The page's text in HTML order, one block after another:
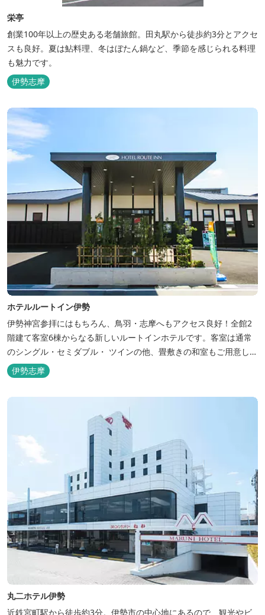
栄亭
創業100年以上の歴史ある老舗旅館。田丸駅から徒歩約3分とアクセ
スも良好。夏は鮎料理、冬はぼたん鍋など、季節を感じられる料理
も魅力です。
伊勢志摩
ホテルルートイン伊勢
伊勢神宮参拝にはもちろん、鳥羽・志摩へもアクセス良好！全館2
階建て客室6棟からなる新しいルートインホテルです。客室は通常
のシングル・セミダブル・ ツインの他、畳敷きの和室もご用意して
おります。 （和室はベッドが設置されています）靴を脱いでお部屋
でおくつろぎください。 また、朝食バイキング無料サービス（営業
時間6:30～900）、大浴場完備、全室インターネット回線完備（Wi-
伊勢志摩
丸二ホテル伊勢
近鉄宮町駅から徒歩約3分。伊勢市の中心地にあるので、観光やビ